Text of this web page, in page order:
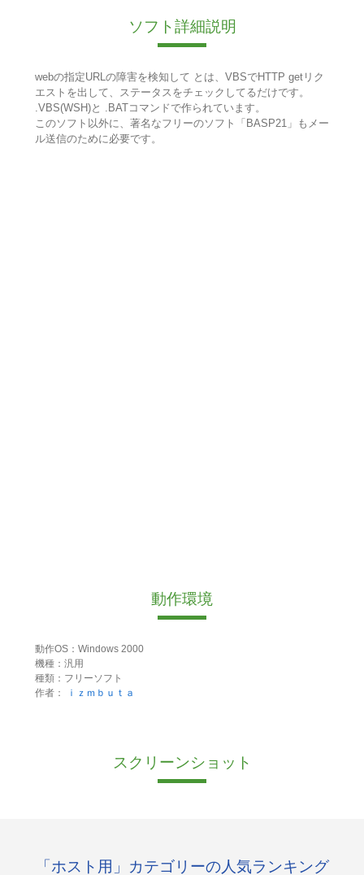
ソフト詳細説明
webの指定URLの障害を検知して とは、VBSでHTTP getリク
エストを出して、ステータスをチェックしてるだけです。
.VBS(WSH)と .BATコマンドで作られています。
このソフト以外に、著名なフリーのソフト「BASP21」もメー
ル送信のために必要です。
動作環境
動作OS：Windows 2000
機種：汎用
種類：フリーソフト
作者：
ｉｚｍｂｕｔａ
スクリーンショット
「ホスト用」カテゴリーの人気ランキング